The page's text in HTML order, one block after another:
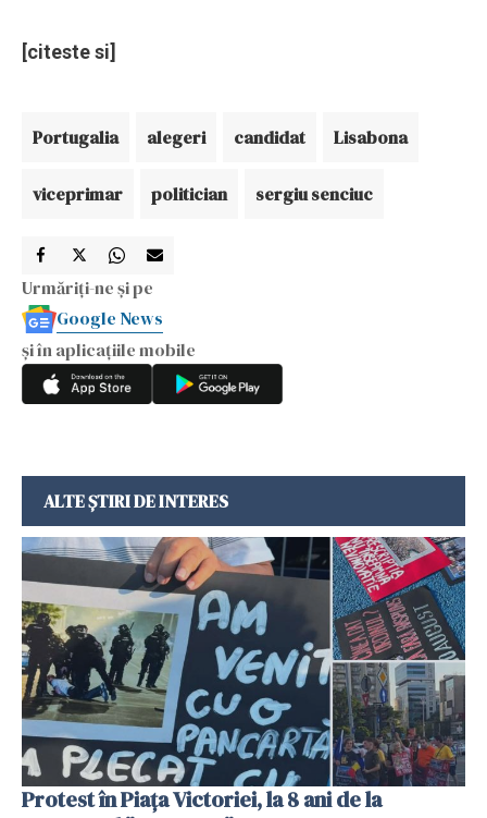
[citeste si]
Portugalia alegeri candidat Lisabona
viceprimar politician sergiu senciuc
Urmăriți-ne și pe
Google News
și în aplicațiile mobile
ALTE ȘTIRI DE INTERES
Protest în Piața Victoriei, la 8 ani de la